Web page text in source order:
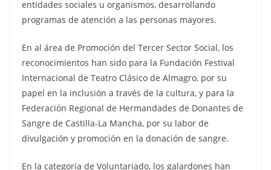
entidades sociales u organismos, desarrollando
programas de atención a las personas mayores.
En al área de Promoción del Tercer Sector Social, los
reconocimientos han sido para la Fundación Festival
Internacional de Teatro Clásico de Almagro, por su
papel en la inclusión a través de la cultura, y para la
Federación Regional de Hermandades de Donantes de
Sangre de Castilla-La Mancha, por su labor de
divulgación y promoción en la donación de sangre.
En la categoría de Voluntariado, los galardones han